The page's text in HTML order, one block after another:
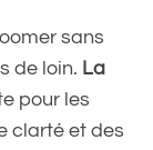
sans
de loin. La
pour les
clarté et des